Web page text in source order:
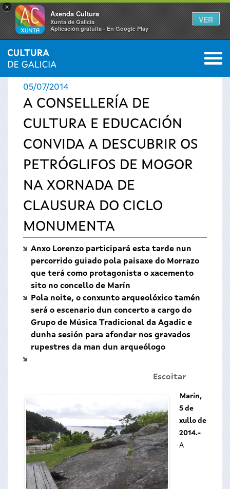
×
Axenda Cultura
Xunta de Galicia
Aplicación gratuíta - En Google Play
VER
Vostede
está
aquí
INICIO › ACTUALIDADE 0
05/07/2014
A CONSELLERÍA DE
CULTURA E EDUCACIÓN
CONVIDA A DESCUBRIR OS
PETRÓGLIFOS DE MOGOR
NA XORNADA DE
CLAUSURA DO CICLO
MONUMENTA
Anxo Lorenzo participará esta tarde nun
percorrido guiado pola paisaxe do Morrazo
que terá como protagonista o xacemento
sito no concello de Marín
Pola noite, o conxunto arqueolóxico tamén
será o escenario dun concerto a cargo do
Grupo de Música Tradicional da Agadic e
dunha sesión para afondar nos gravados
rupestres da man dun arqueólogo
Escoitar
Marín,
5 de
xullo de
2014.-
A